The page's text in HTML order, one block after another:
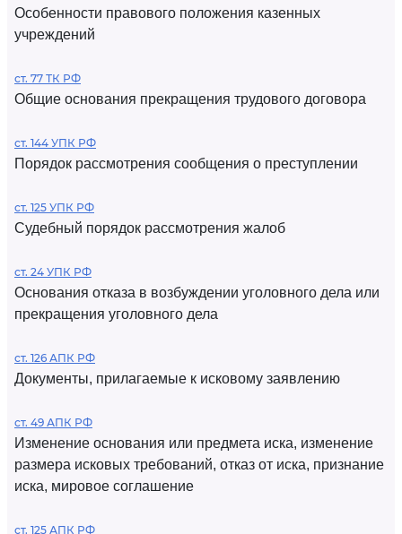
Особенности правового положения казенных
учреждений
ст. 77 ТК РФ
Общие основания прекращения трудового договора
ст. 144 УПК РФ
Порядок рассмотрения сообщения о преступлении
ст. 125 УПК РФ
Судебный порядок рассмотрения жалоб
ст. 24 УПК РФ
Основания отказа в возбуждении уголовного дела или
прекращения уголовного дела
ст. 126 АПК РФ
Документы, прилагаемые к исковому заявлению
ст. 49 АПК РФ
Изменение основания или предмета иска, изменение
размера исковых требований, отказ от иска, признание
иска, мировое соглашение
ст. 125 АПК РФ